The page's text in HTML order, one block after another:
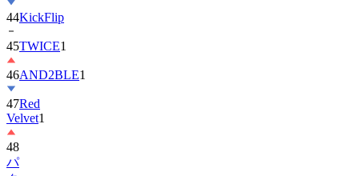
45TWICE1
46AND2BLE
47Red
Velvet
48
パ
ク・
ボ